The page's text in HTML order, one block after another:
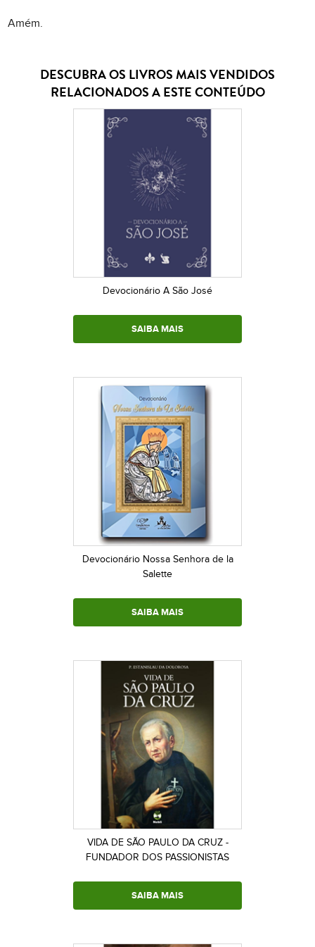
Amém.
DESCUBRA OS LIVROS MAIS VENDIDOS
RELACIONADOS A ESTE CONTEÚDO
Devocionário A São José
SAIBA MAIS
Devocionário Nossa Senhora de la
Salette
SAIBA MAIS
VIDA DE SÃO PAULO DA CRUZ -
FUNDADOR DOS PASSIONISTAS
SAIBA MAIS